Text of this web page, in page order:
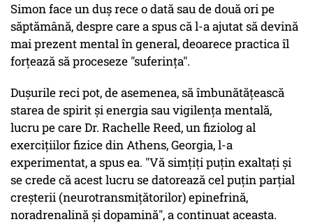
Simon face un duș rece o dată sau de două ori pe
săptămână, despre care a spus că l-a ajutat să devină
mai prezent mental în general, deoarece practica îl
forțează să proceseze "suferința".
Dușurile reci pot, de asemenea, să îmbunătățească
starea de spirit și energia sau vigilența mentală,
lucru pe care Dr. Rachelle Reed, un fiziolog al
exercițiilor fizice din Athens, Georgia, l-a
experimentat, a spus ea. "Vă simțiți puțin exaltați și
se crede că acest lucru se datorează cel puțin parțial
creșterii (neurotransmițătorilor) epinefrină,
noradrenalină și dopamină", a continuat aceasta.